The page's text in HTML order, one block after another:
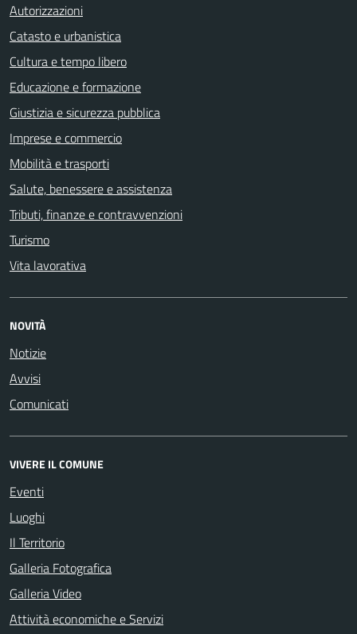
Autorizzazioni
Catasto e urbanistica
Cultura e tempo libero
Educazione e formazione
Giustizia e sicurezza pubblica
Imprese e commercio
Mobilità e trasporti
Salute, benessere e assistenza
Tributi, finanze e contravvenzioni
Turismo
Vita lavorativa
NOVITÀ
Notizie
Avvisi
Comunicati
VIVERE IL COMUNE
Eventi
Luoghi
Il Territorio
Galleria Fotografica
Galleria Video
Attività economiche e Servizi